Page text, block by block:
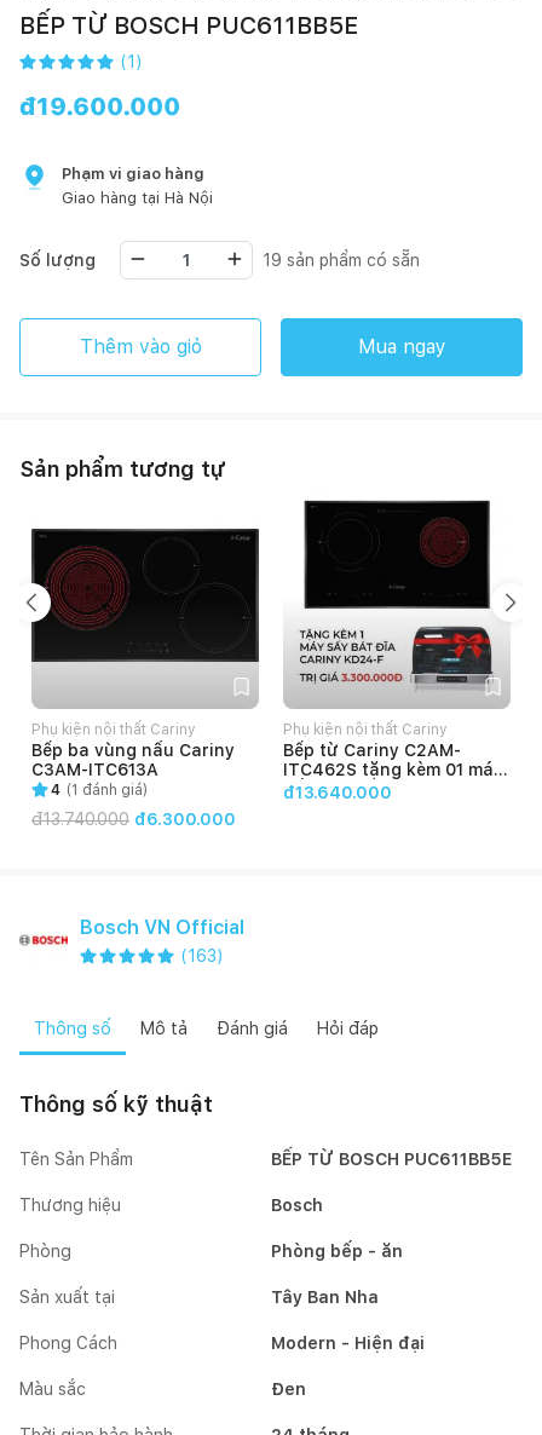
BẾP TỪ BOSCH PUC611BB5E
(1 )
đ19.600.000
Phạm vi giao hàng
Giao hàng tại Hà Nội
Số lượng 19 sản phẩm có sẵn
Thêm vào giỏ Mua ngay
Sản phẩm tương tự
Phụ kiện nội thất Cariny
Bếp ba vùng nấu Cariny
C3AM-ITC613A
4 (1 đánh giá)
đ13.740.000 đ6.300.000
Phụ kiện nội thất Cariny
Bếp từ Cariny C2AM-
ITC462S tặng kèm 01 máy
sấy bát đĩa Cariny KD24-F
đ13.640.000
Bosch VN Official
(163)
Thông số Mô tả Đánh giá Hỏi đáp
Thông số kỹ thuật
Tên Sản Phẩm BẾP TỪ BOSCH PUC611BB5E
Thương hiệu Bosch
Phòng Phòng bếp - ăn
Sản xuất tại Tây Ban Nha
Phong Cách Modern - Hiện đại
Màu sắc Đen